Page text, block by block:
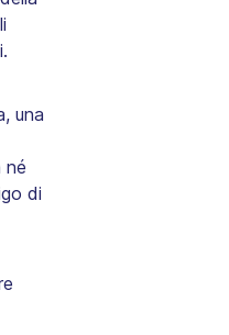
una
né
di